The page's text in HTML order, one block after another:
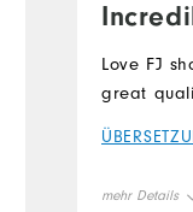
Love FJ
great
mehr Details